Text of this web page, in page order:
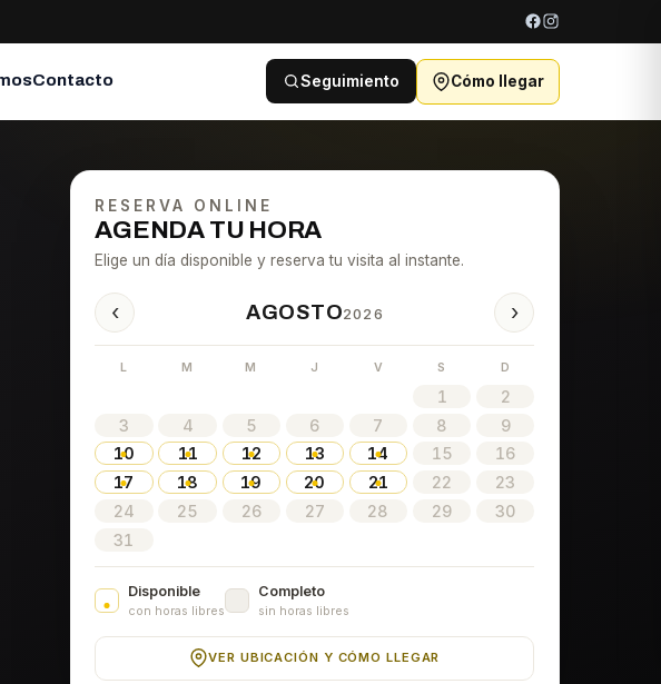
Contacto Seguimiento Cómo llegar
RESERVA ONLINE
AGENDA TU HORA
Elige un día disponible y reserva tu visita al instante.
‹ AGOSTO2026 ›
L M M J V S D
1
2
3
4 5 6 7 8
9
10
11 12 13 14 15
16
17
18 19 20 21 22
23
24
25 26 27 28 29
30
31
Disponible
con horas libres
Completo
sin horas libres
VER UBICACIÓN Y CÓMO LLEGAR